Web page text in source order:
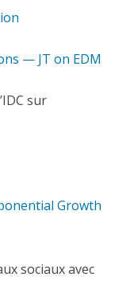
— JT on EDM
sur
Growth
sociaux avec